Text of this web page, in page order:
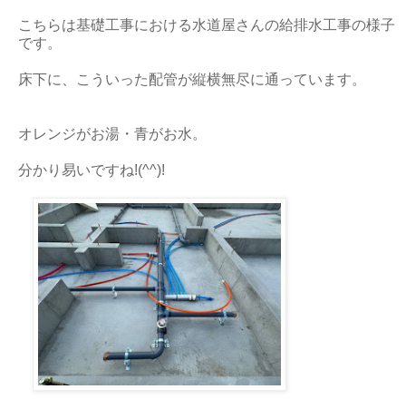
こちらは基礎工事における水道屋さんの給排水工事の様子
です。
床下に、こういった配管が縦横無尽に通っています。
オレンジがお湯・青がお水。
分かり易いですね!(^^)!